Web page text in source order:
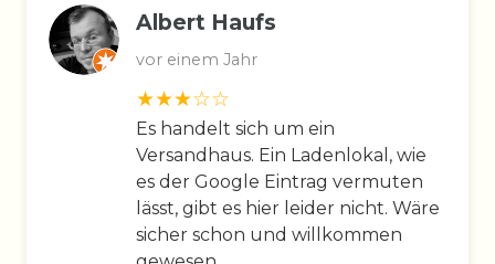
Albert Haufs
vor einem Jahr
Es handelt sich um ein
Versandhaus. Ein Ladenlokal, wie
es der Google Eintrag vermuten
lässt, gibt es hier leider nicht. Wäre
sicher schon und willkommen